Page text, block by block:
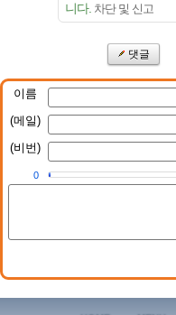
니다. 차단 및 신고
댓글
이름
(메일)
(비번)
0